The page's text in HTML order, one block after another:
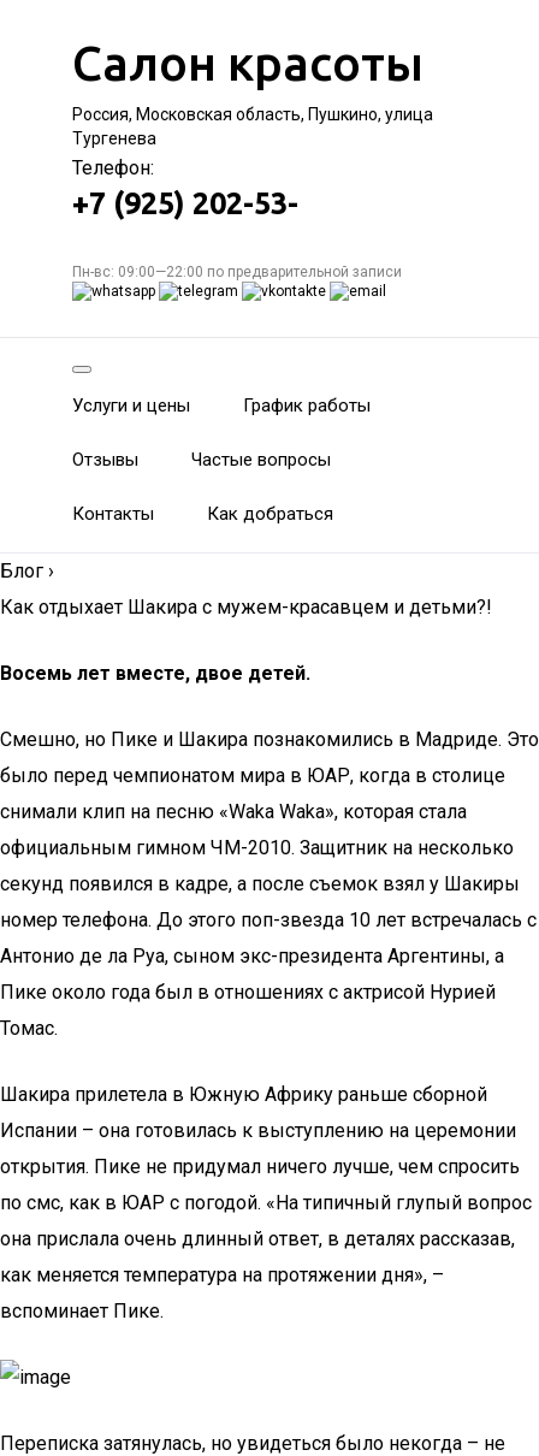
Салон красоты
Россия, Московская область, Пушкино, улица
Тургенева
Телефон:
+7 (925) 202-53-
Пн-вс: 09:00—22:00 по предварительной записи
Услуги и цены График работы
Отзывы Частые вопросы
Контакты Как добраться
Блог ›
Как отдыхает Шакира с мужем-красавцем и детьми?!
Восемь лет вместе, двое детей.
Смешно, но Пике и Шакира познакомились в Мадриде. Это
было перед чемпионатом мира в ЮАР, когда в столице
снимали клип на песню «Waka Waka», которая стала
официальным гимном ЧМ-2010. Защитник на несколько
секунд появился в кадре, а после съемок взял у Шакиры
номер телефона. До этого поп-звезда 10 лет встречалась с
Антонио де ла Руа, сыном экс-президента Аргентины, а
Пике около года был в отношениях с актрисой Нурией
Томас.
Шакира прилетела в Южную Африку раньше сборной
Испании – она готовилась к выступлению на церемонии
открытия. Пике не придумал ничего лучше, чем спросить
по смс, как в ЮАР с погодой. «На типичный глупый вопрос
она прислала очень длинный ответ, в деталях рассказав,
как меняется температура на протяжении дня», –
вспоминает Пике.
Переписка затянулась, но увидеться было некогда – не